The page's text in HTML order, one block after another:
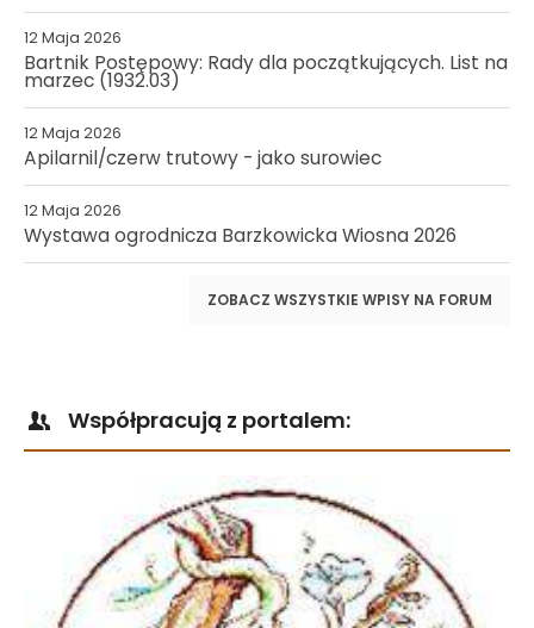
12 Maja 2026
Bartnik Postępowy: Rady dla początkujących. List na
marzec (1932.03)
12 Maja 2026
Apilarnil/czerw trutowy - jako surowiec
12 Maja 2026
Wystawa ogrodnicza Barzkowicka Wiosna 2026
ZOBACZ WSZYSTKIE WPISY NA FORUM
Współpracują z portalem: